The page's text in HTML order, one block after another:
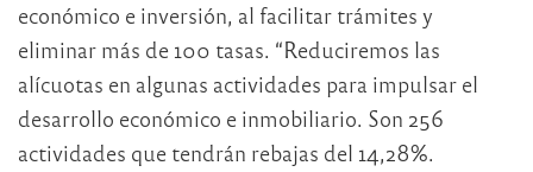
económico e inversión, al facilitar trámites y
eliminar más de 100 tasas. “Reduciremos las
alícuotas en algunas actividades para impulsar el
desarrollo económico e inmobiliario. Son 256
actividades que tendrán rebajas del 14,28%.